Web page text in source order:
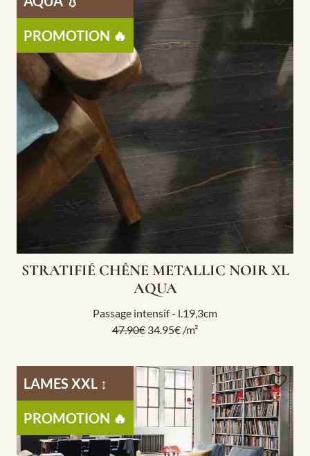
PROMOTION 🔥
STRATIFIÉ CHÊNE METALLIC NOIR XL
AQUA
Passage intensif - l.19,3cm
47.90€ 34.95€ /m²
LAMES XXL ↕️
PROMOTION 🔥